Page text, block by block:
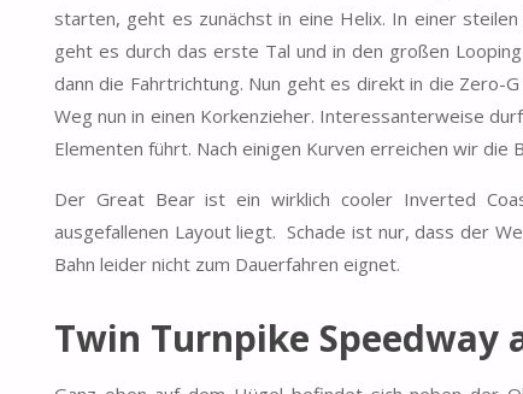
starten, geht es zunächst in eine Helix. In einer
geht es durch das erste Tal und in den großen
dann die Fahrtrichtung. Nun geht es direkt in die Zero-
Weg nun in einen Korkenzieher. Interessanterweise
Elementen führt. Nach einigen Kurven erreichen wir die
Der Great Bear ist ein wirklich cooler Inverted
ausgefallenen Layout liegt. Schade ist nur, dass der
Bahn leider nicht zum Dauerfahren eignet.
Twin Turnpike Speedway